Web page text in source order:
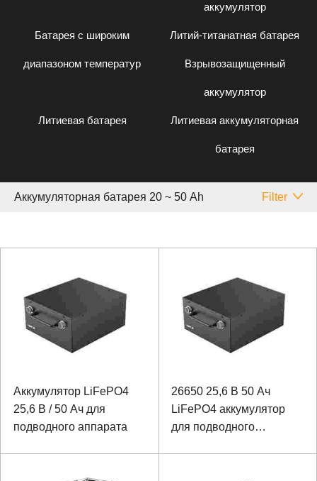
аккумулятор
Батарея с широким
диапазоном температур
Литий-титанатная батарея
Взрывозащищенный
аккумулятор
Литиевая батарея Литиевая аккумуляторная
батарея
Аккумуляторная батарея 20 ~ 50 Аh Filter
Аккумулятор LiFePO4
25,6 В / 50 Ач для
подводного аппарата
26650 25,6 В 50 Ач
LiFePO4 аккумулятор
для подводного